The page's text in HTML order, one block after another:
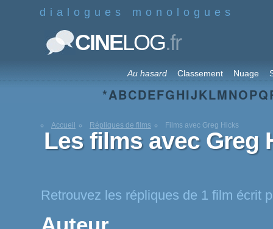
dialogues monologues
CINELOG.fr
Au hasard Classement Nuage
*ABCDEFGHIJKLMNOPQ
Accueil Répliques de films Films avec Greg Hicks
Les films avec Greg
Retrouvez les répliques de 1 film écrit